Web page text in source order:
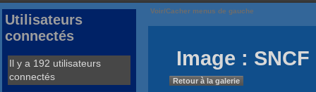
Voir/Cacher menus de gauche
Image : SNCF
Retour à la galerie
Utilisateurs
connectés
Il y a 192 utilisateurs
connectés